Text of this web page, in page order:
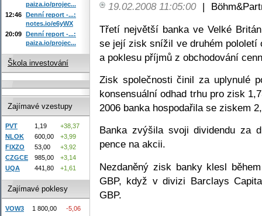
19.02.2008 11:05:00 |
Třetí největší banka ve Velké
se její zisk snížil ve druhém pololetí
a poklesu příjmů z obchodování
Zisk společnosti činil za uplynulé
konsensuální odhad trhu pro zisk
2006 banka hospodařila se ziskem
Banka zvýšila svoji dividendu za
pence na akcii.
Nezdaněný zisk banky klesl
GBP, když v divizi Barclays
GBP.
paiza.io/projec...
12:46 Denní report -...:
notes.io/e6yWX
20:09 Denní report -...:
paiza.io/projec...
Škola investování
Zajímavé vzestupy
PVT 1,19
+38,37
NLOK
600,00
+3,99
FIXZO
53,00
+3,92
CZGCE
985,00
+3,14
UQA
441,80 +1,61
Zajímavé poklesy
VOW3 1 800,00
-5,06